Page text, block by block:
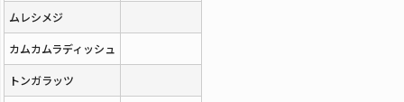
ムレシメジ
カムカムラディッシュ
トンガラッツ